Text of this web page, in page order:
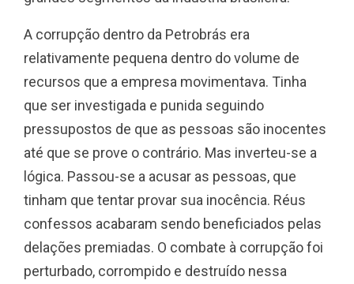
A corrupção dentro da Petrobrás era
relativamente pequena dentro do volume de
recursos que a empresa movimentava. Tinha
que ser investigada e punida seguindo
pressupostos de que as pessoas são inocentes
até que se prove o contrário. Mas inverteu-se a
lógica. Passou-se a acusar as pessoas, que
tinham que tentar provar sua inocência. Réus
confessos acabaram sendo beneficiados pelas
delações premiadas. O combate à corrupção foi
perturbado, corrompido e destruído nessa